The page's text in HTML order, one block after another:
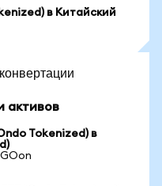
в Китайский
активов
Tokenized) в